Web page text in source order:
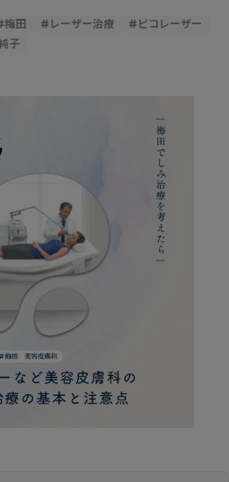
梅田 # レーザー治療 # ピコレーザー
子